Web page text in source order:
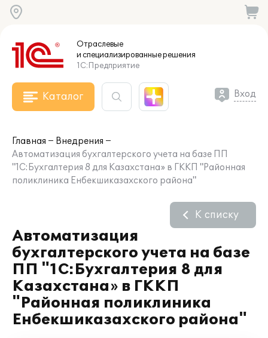
Отраслевые
и специализированныерешения
1С:Предприятие
Каталог Вход
Главная
Внедрения
Автоматизация бухгалтерского учета на базе ПП
"1С:Бухгалтерия 8 для Казахстана» в ГККП "Районная
поликлиника Енбекшиказахского района"
Автоматизация
бухгалтерского учета на базе
ПП "1С:Бухгалтерия 8 для
Казахстана» в ГККП
"Районная поликлиника
Енбекшиказахского района"
К списку